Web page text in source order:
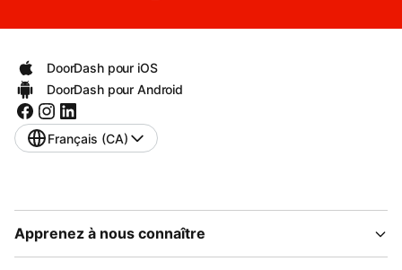
DoorDash pour iOS
DoorDash pour Android
Français (CA)
Apprenez à nous connaître